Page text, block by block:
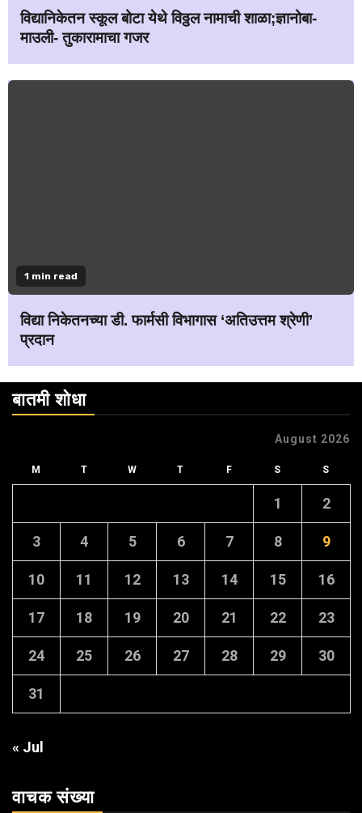
विद्यानिकेतन स्कूल बोटा येथे विठ्ठल नामाची शाळा;ज्ञानोबा-
माउली- तुकारामाचा गजर
1 min read
विद्या निकेतनच्या डी. फार्मसी विभागास ‘अतिउत्तम श्रेणी’
प्रदान
बातमी शोधा
August 2026
M T W T F S S
1 2
3 4 5 6 7 8 9
10 11 12 13 14 15 16
17 18 19 20 21 22 23
24 25 26 27 28 29 30
31
« Jul
वाचक संख्या